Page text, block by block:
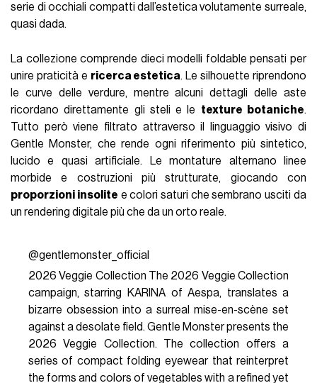
serie di occhiali compatti dall’estetica volutamente surreale,
quasi dada.
La collezione comprende dieci modelli foldable pensati per
unire praticità e ricerca estetica. Le silhouette riprendono
le curve delle verdure, mentre alcuni dettagli delle aste
ricordano direttamente gli steli e le texture botaniche.
Tutto però viene filtrato attraverso il linguaggio visivo di
Gentle Monster, che rende ogni riferimento più sintetico,
lucido e quasi artificiale. Le montature alternano linee
morbide e costruzioni più strutturate, giocando con
proporzioni insolite e colori saturi che sembrano usciti da
un rendering digitale più che da un orto reale.
@gentlemonster_official
2026 Veggie Collection The 2026 Veggie Collection
campaign, starring KARINA of Aespa, translates a
bizarre obsession into a surreal mise-en-scène set
against a desolate field. Gentle Monster presents the
2026 Veggie Collection. The collection offers a
series of compact folding eyewear that reinterpret
the forms and colors of vegetables with a refined yet